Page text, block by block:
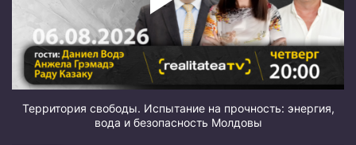
Территория свободы. Испытание на прочность: энергия,
вода и безопасность Молдовы